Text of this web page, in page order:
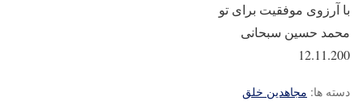
با آرزوی موفقیت برای تو
محمد حسین سبحانی
12.11.200
دسته ها: مجاهدین خلق